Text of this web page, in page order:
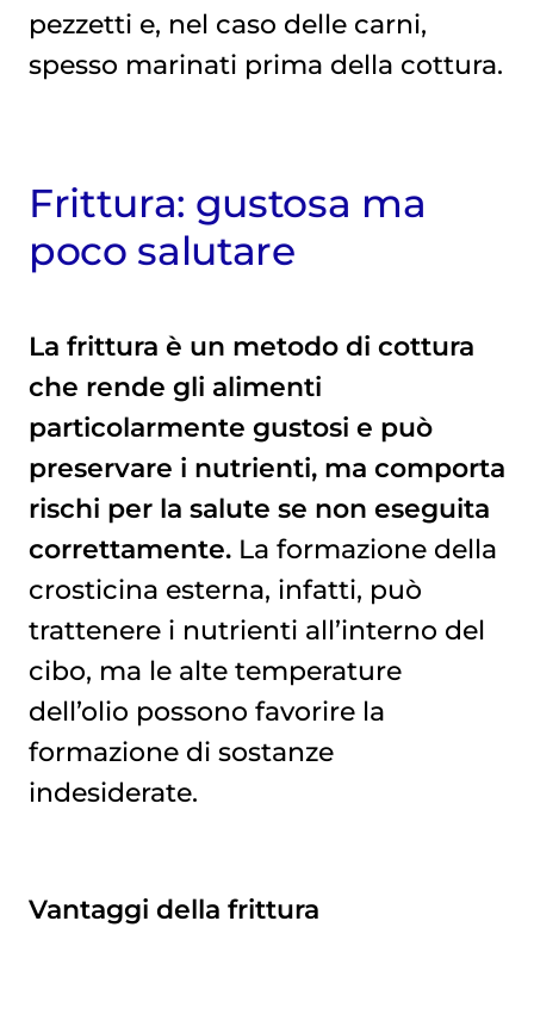
pezzetti e, nel caso delle carni,
spesso marinati prima della cottura.
Frittura: gustosa ma
poco salutare
La frittura è un metodo di cottura
che rende gli alimenti
particolarmente gustosi e può
preservare i nutrienti, ma comporta
rischi per la salute se non eseguita
correttamente.La formazione della
crosticina esterna, infatti, può
trattenere i nutrienti all’interno del
cibo, ma le alte temperature
dell’olio possono favorire la
formazione di sostanze
indesiderate.
Vantaggi della frittura